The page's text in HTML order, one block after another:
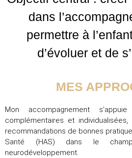
dans
permettre à
d’évoluer et de
MES
Mon accompagnement
complémentaires et
recommandations de bonnes
Santé (HAS) dans le
neurodéveloppement.